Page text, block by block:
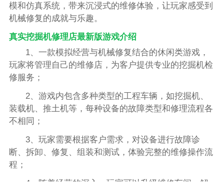
模和仿真系统，带来沉浸式的维修体验，让玩家感受到
机械修复的成就与乐趣。
真实挖掘机修理店最新版游戏介绍
1、一款模拟经营与机械修复结合的休闲类游戏，
玩家将管理自己的维修店，为客户提供专业的挖掘机检
修服务；
2、游戏内包含多种类型的工程车辆，如挖掘机、
装载机、推土机等，每种设备的故障类型和修理流程各
不相同；
3、玩家需要根据客户需求，对设备进行故障诊
断、拆卸、修复、组装和测试，体验完整的维修操作流
程；